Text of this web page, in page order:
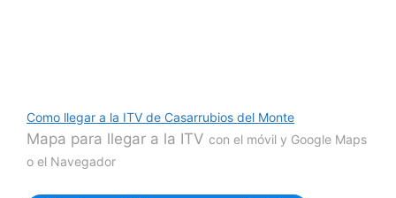
Como llegar a la ITV de Casarrubios del Monte
Mapa para llegar a la ITV con el móvil y Google Maps
o el Navegador